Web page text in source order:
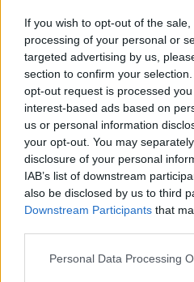
If you wish to opt-out of the
processing of your personal or
targeted advertising by us,
section to confirm your
opt-out request is processed
interest-based ads based on
us or personal information
your opt-out. You may
disclosure of your personal
IAB’s list of downstream
also be disclosed by us to third
Downstream Participants that
Personal Data Processing
trata de una etapa más que
examen.
Normalmente, muchos
de 9 meses sea capaz de
objetos, gatee sobre sus
Pero cada bebé es
psicomotor. Por tanto,si
puedes hacer es consultar
si el bebé presenta un
psicomotor y si necesita
o tratamiento.